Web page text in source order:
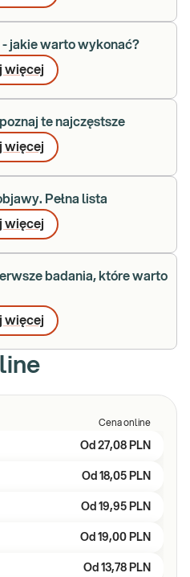
- jakie warto wykonać?
więcej
te najczęstsze
więcej
Pełna lista
więcej
badania, które warto
więcej
Cena online
Od 27,08 PLN
Od 18,05 PLN
Od 19,95 PLN
Od 19,00 PLN
Od 13,78 PLN